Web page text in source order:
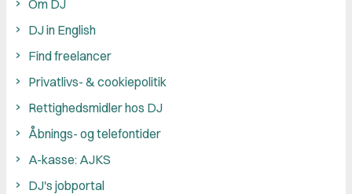
Om DJ
DJ in English
Find freelancer
Privatlivs- & cookiepolitik
Rettighedsmidler hos DJ
Åbnings- og telefontider
A-kasse: AJKS
DJ's jobportal